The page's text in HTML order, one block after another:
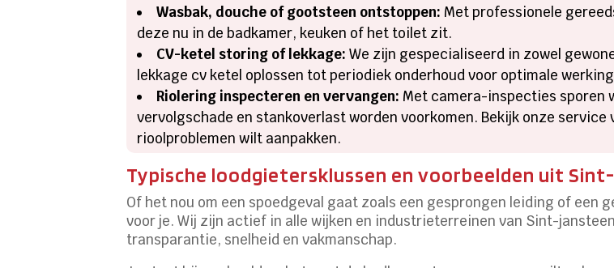
Wasbak, douche of gootsteen ontstoppen: Met professionele
deze nu in de badkamer, keuken of het toilet zit.
CV-ketel storing of lekkage: We zijn gespecialiseerd in zowel
lekkage cv ketel oplossen tot periodiek onderhoud voor optimale
Riolering inspecteren en vervangen: Met camera-inspecties sporen
vervolgschade en stankoverlast worden voorkomen. Bekijk onze service
rioolproblemen wilt aanpakken.
Typische loodgietersklussen en voorbeelden uit
Of het nou om een spoedgeval gaat zoals een gesprongen leiding of
voor je. Wij zijn actief in alle wijken en industrieterreinen van Sint-
transparantie, snelheid en vakmanschap.